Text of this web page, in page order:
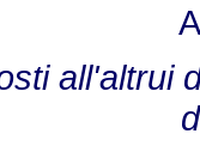
all'altrui